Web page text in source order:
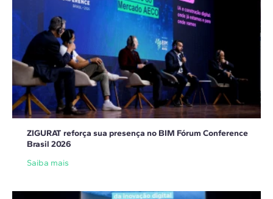
ZIGURAT reforça sua presença no BIM Fórum Conference
Brasil 2026
Saiba mais